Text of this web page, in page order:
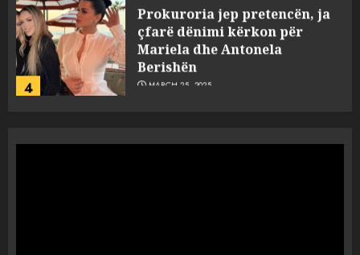
4
Prokuroria jep pretencën, ja
çfarë dënimi kërkon për
Mariela dhe Antonela
Berishën
MARCH 25, 2025